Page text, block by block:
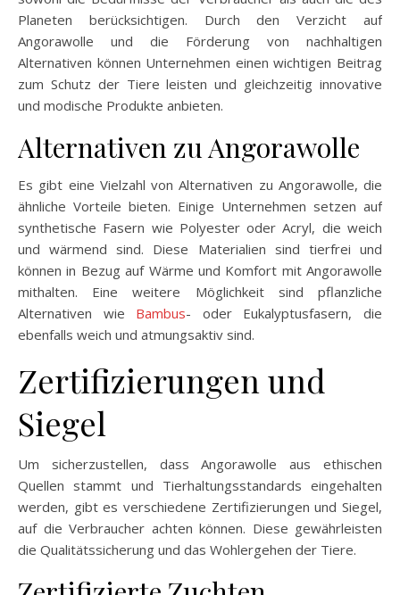
Planeten berücksichtigen. Durch den Verzicht auf
Angorawolle und die Förderung von nachhaltigen
Alternativen können Unternehmen einen wichtigen Beitrag
zum Schutz der Tiere leisten und gleichzeitig innovative
und modische Produkte anbieten.
Alternativen zu Angorawolle
Es gibt eine Vielzahl von Alternativen zu Angorawolle, die
ähnliche Vorteile bieten. Einige Unternehmen setzen auf
synthetische Fasern wie Polyester oder Acryl, die weich
und wärmend sind. Diese Materialien sind tierfrei und
können in Bezug auf Wärme und Komfort mit Angorawolle
mithalten. Eine weitere Möglichkeit sind pflanzliche
Alternativen wie Bambus- oder Eukalyptusfasern, die
ebenfalls weich und atmungsaktiv sind.
Zertifizierungen und
Siegel
Um sicherzustellen, dass Angorawolle aus ethischen
Quellen stammt und Tierhaltungsstandards eingehalten
werden, gibt es verschiedene Zertifizierungen und Siegel,
auf die Verbraucher achten können. Diese gewährleisten
die Qualitätssicherung und das Wohlergehen der Tiere.